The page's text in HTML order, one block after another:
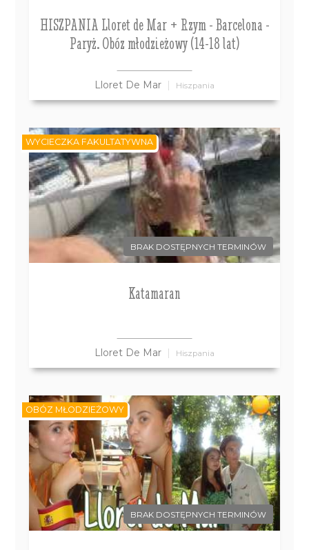
HISZPANIA Lloret de Mar + Rzym - Barcelona -
Paryż. Obóz młodzieżowy (14-18 lat)
Lloret De Mar Hiszpania
BRAK DOSTĘPNYCH TERMINÓW
Katamaran
Lloret De Mar Hiszpania
WYCIECZKA FAKULTATYWNA
BRAK DOSTĘPNYCH TERMINÓW
OBÓZ MŁODZIEŻOWY